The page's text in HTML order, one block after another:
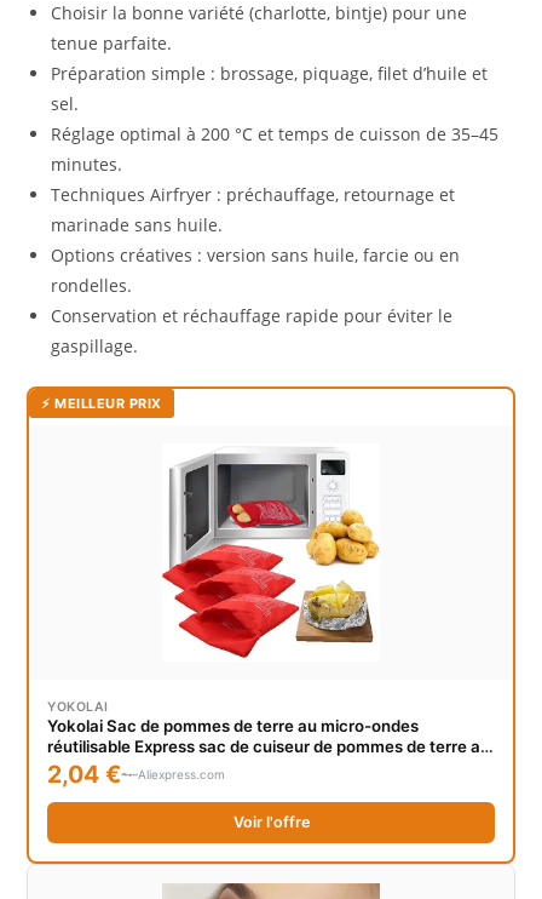
Choisir la bonne variété (charlotte, bintje) pour une
tenue parfaite.
Préparation simple : brossage, piquage, filet d’huile et
sel.
Réglage optimal à 200 °C et temps de cuisson de 35–45
minutes.
Techniques Airfryer : préchauffage, retournage et
marinade sans huile.
Options créatives : version sans huile, farcie ou en
rondelles.
Conservation et réchauffage rapide pour éviter le
gaspillage.
⚡ MEILLEUR PRIX
YOKOLAI
Yokolai Sac de pommes de terre au micro-ondes
réutilisable Express sac de cuiseur de pommes de terre au
four pommes de terre parfaites 4 minutes pochette de
cuisson rouge
2,04 € Aliexpress.com
Voir l'offre